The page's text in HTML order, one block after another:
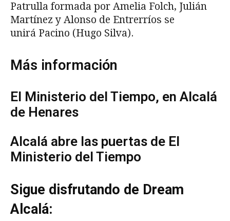
Patrulla formada por Amelia Folch, Julián
Martínez y Alonso de Entrerríos se
unirá Pacino (Hugo Silva).
Más información
El Ministerio del Tiempo, en Alcalá
de Henares
Alcalá abre las puertas de El
Ministerio del Tiempo
Sigue disfrutando de Dream
Alcalá: